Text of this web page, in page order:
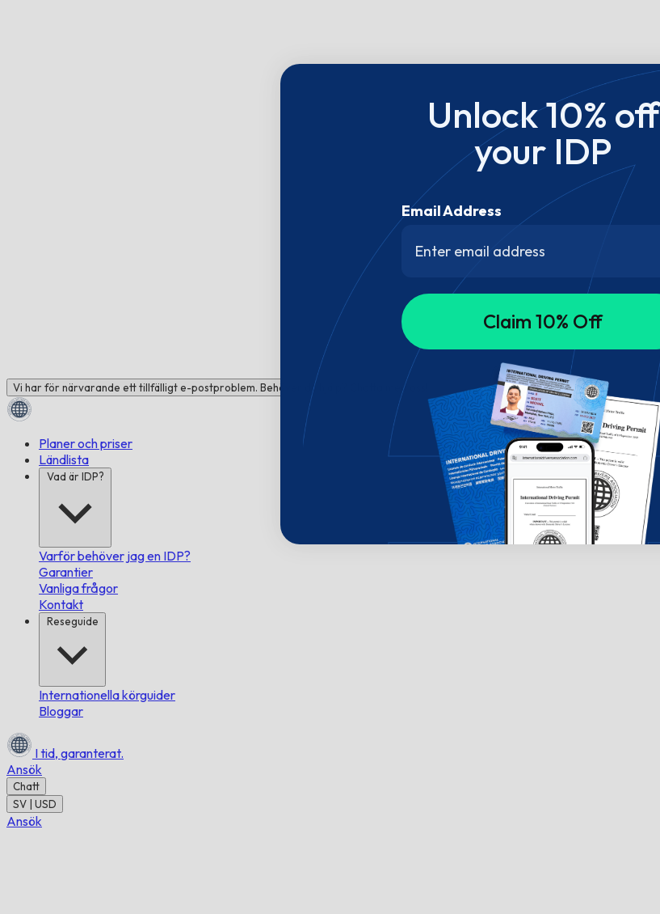
Vi har för närvarande ett tillfälligt e-postproblem. Behöver du hjälp? Chatta med oss!
Planer och priser
Ländlista
Vad är IDP?
Varför behöver jag en IDP?
Garantier
Vanliga frågor
Kontakt
Reseguide
Internationella körguider
Bloggar
I tid, garanterat.
Ansök
Chatt
SV | USD
Ansök
Unlock 10% off
your IDP
Email Address
Claim 10% Off